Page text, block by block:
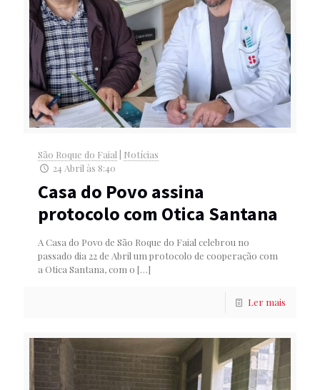
São Roque do Faial
Notícias
24 Abril às 8:40
Casa do Povo assina
protocolo com Otica Santana
A Casa do Povo de São Roque do Faial celebrou no
passado dia 22 de Abril um protocolo de cooperação com
a Otica Santana, com o […]
Ler mais